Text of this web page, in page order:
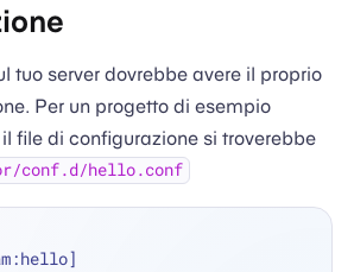
tuo server dovrebbe avere il proprio
Per un progetto di esempio
il file di configurazione si troverebbe
conf.d/hello.conf